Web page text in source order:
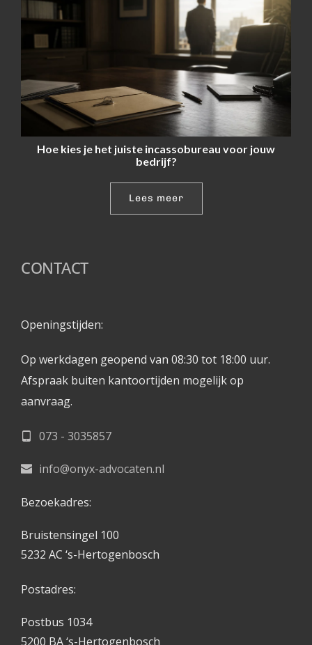
Hoe kies je het juiste incassobureau voor jouw
bedrijf?
Lees meer
CONTACT
Openingstijden:
Op werkdagen geopend van 08:30 tot 18:00 uur.
Afspraak buiten kantoortijden mogelijk op
aanvraag.
073 - 3035857
info@onyx-advocaten.nl
Bezoekadres:
Bruistensingel 100
5232 AC ‘s-Hertogenbosch
Postadres:
Postbus 1034
5200 BA ‘s-Hertogenbosch